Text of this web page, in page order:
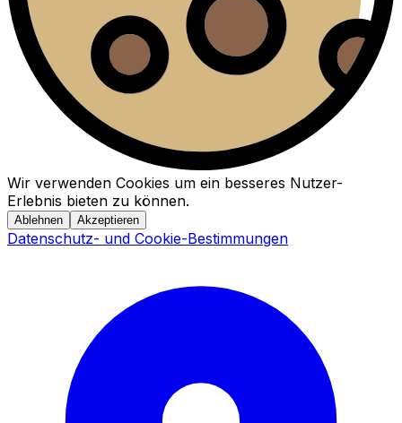
Wir verwenden Cookies um ein besseres Nutzer-
Erlebnis bieten zu können.
Ablehnen Akzeptieren
Datenschutz- und Cookie-Bestimmungen